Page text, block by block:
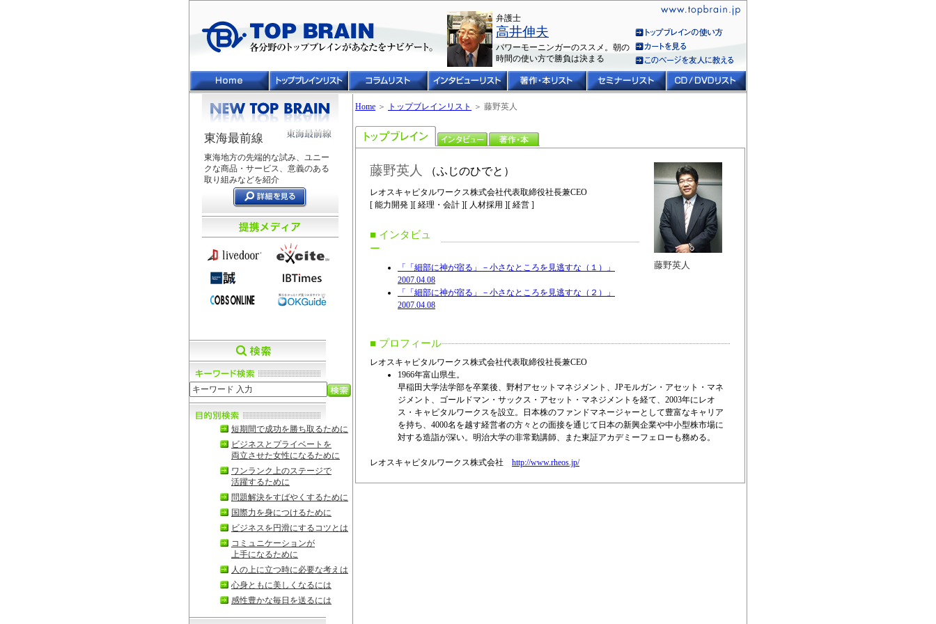
弁護士
高井伸夫
パワーモーニンガーのススメ。朝の
時間の使い方で勝負は決まる
東海最前線
東海地方の先端的な試み、ユニー
クな商品・サービス、意義のある
取り組みなどを紹介
短期間で成功を勝ち取るために
ビジネスとプライベートを
両立させた女性になるために
ワンランク上のステージで
活躍するために
問題解決をすばやくするために
国際力を身につけるために
ビジネスを円滑にするコツとは
コミュニケーションが
上手になるために
人の上に立つ時に必要な考えは
心身ともに美しくなるには
感性豊かな毎日を送るには
Home ＞ トップブレインリスト ＞ 藤野英人
藤野英人
藤野英人 （ふじのひでと）
レオスキャピタルワークス株式会社代表取締役社長兼CEO
[ 能力開発 ][ 経理・会計 ][ 人材採用 ][ 経営 ]
■ インタビュ
ー
「「細部に神が宿る」－小さなところを見逃すな（１）」
2007.04.08
「「細部に神が宿る」－小さなところを見逃すな（２）」
2007.04.08
■ プロフィール
レオスキャピタルワークス株式会社代表取締役社長兼CEO
1966年富山県生。
早稲田大学法学部を卒業後、野村アセットマネジメント、JPモルガン・アセット・マネ
ジメント、ゴールドマン・サックス・アセット・マネジメントを経て、2003年にレオ
ス・キャピタルワークスを設立。日本株のファンドマネージャーとして豊富なキャリア
を持ち、4000名を越す経営者の方々との面接を通じて日本の新興企業や中小型株市場に
対する造詣が深い。明治大学の非常勤講師、また東証アカデミーフェローも務める。
レオスキャピタルワークス株式会社 http://www.rheos.jp/